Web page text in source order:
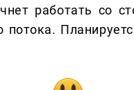
работать со
потока.